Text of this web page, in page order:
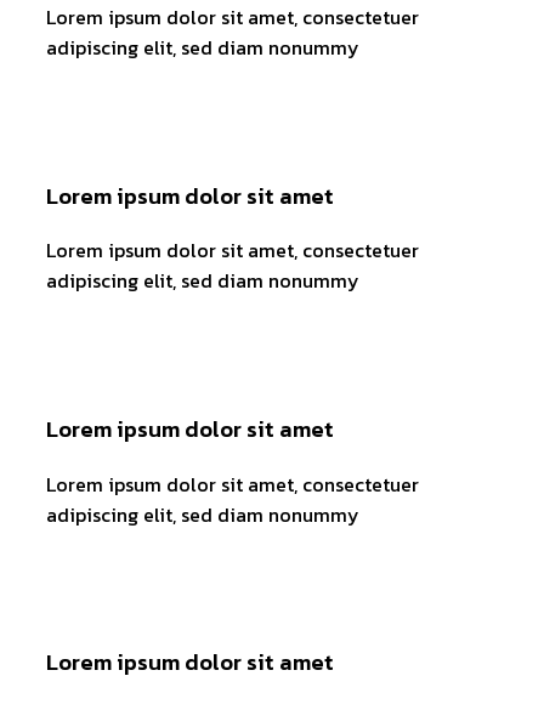
Lorem ipsum dolor sit amet, consectetuer
adipiscing elit, sed diam nonummy
Lorem ipsum dolor sit amet
Lorem ipsum dolor sit amet, consectetuer
adipiscing elit, sed diam nonummy
Lorem ipsum dolor sit amet
Lorem ipsum dolor sit amet, consectetuer
adipiscing elit, sed diam nonummy
Lorem ipsum dolor sit amet